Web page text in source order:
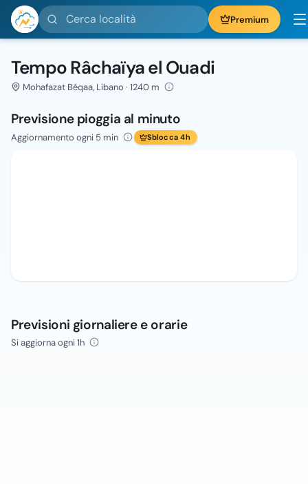
Cerca località Premium
Tempo Râchaïya el Ouadi
Mohafazat Béqaa, Libano · 1240 m
Previsione pioggia al minuto
Aggiornamento ogni 5 min Sblocca 4h
Previsioni giornaliere e orarie
Si aggiorna ogni 1h